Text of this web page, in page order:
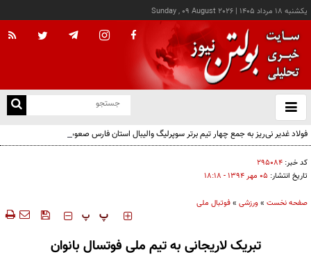
يکشنبه ۱۸ مرداد ۱۴۰۵ |
Sunday , 09 August 2026
باز
و
فولاد غدیر نی‌ریز به جمع چهار تیم برتر سوپرلیگ والیبال استان فارس صعود کرد
کد خبر: ۲۹۵۰۸۴
تاریخ انتشار: ۰۵ مهر ۱۳۹۴ - ۱۸:۱۸
صفحه نخست »ورزشی »فوتبال ملی
‍‍‍ پ پ
تبریک لاریجانی به تیم ملی فوتسال بانوان